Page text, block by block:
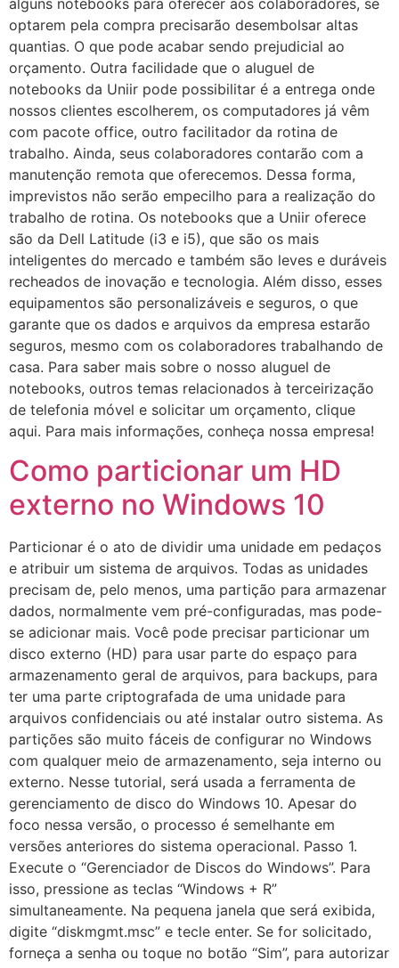
optarem pela compra precisarão desembolsar altas
quantias. O que pode acabar sendo prejudicial ao
orçamento. Outra facilidade que o aluguel de
notebooks da Uniir pode possibilitar é a entrega onde
nossos clientes escolherem, os computadores já vêm
com pacote office, outro facilitador da rotina de
trabalho. Ainda, seus colaboradores contarão com a
manutenção remota que oferecemos. Dessa forma,
imprevistos não serão empecilho para a realização do
trabalho de rotina. Os notebooks que a Uniir oferece
são da Dell Latitude (i3 e i5), que são os mais
inteligentes do mercado e também são leves e duráveis
recheados de inovação e tecnologia. Além disso, esses
equipamentos são personalizáveis e seguros, o que
garante que os dados e arquivos da empresa estarão
seguros, mesmo com os colaboradores trabalhando de
casa. Para saber mais sobre o nosso aluguel de
notebooks, outros temas relacionados à terceirização
de telefonia móvel e solicitar um orçamento, clique
aqui. Para mais informações, conheça nossa empresa!
Como particionar um HD
externo no Windows 10
Particionar é o ato de dividir uma unidade em pedaços
e atribuir um sistema de arquivos. Todas as unidades
precisam de, pelo menos, uma partição para armazenar
dados, normalmente vem pré-configuradas, mas pode-
se adicionar mais. Você pode precisar particionar um
disco externo (HD) para usar parte do espaço para
armazenamento geral de arquivos, para backups, para
ter uma parte criptografada de uma unidade para
arquivos confidenciais ou até instalar outro sistema. As
partições são muito fáceis de configurar no Windows
com qualquer meio de armazenamento, seja interno ou
externo. Nesse tutorial, será usada a ferramenta de
gerenciamento de disco do Windows 10. Apesar do
foco nessa versão, o processo é semelhante em
versões anteriores do sistema operacional. Passo 1.
Execute o “Gerenciador de Discos do Windows”. Para
isso, pressione as teclas “Windows + R”
simultaneamente. Na pequena janela que será exibida,
digite “diskmgmt.msc” e tecle enter. Se for solicitado,
forneça a senha ou toque no botão “Sim”, para autorizar